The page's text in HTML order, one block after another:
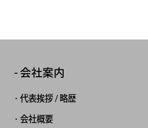
会社案内
代表挨拶 / 略歴
会社概要